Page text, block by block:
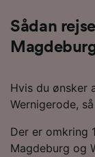
Sådan
Hvis du ønsker
Wernigerode,
Der er omkring
Magdeburg og